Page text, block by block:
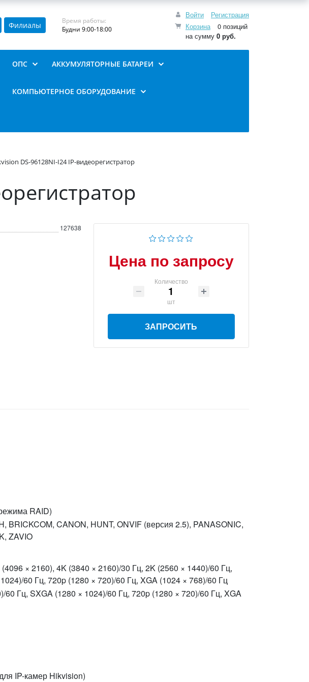
Войти
Регистрация
Корзина
0 позиций
на сумму 0 руб.
Филиалы
Время работы:
Будни 9:00-18:00
ОПС АККУМУЛЯТОРНЫЕ БАТАРЕИ
КОМПЬЮТЕРНОЕ ОБОРУДОВАНИЕ
DS-96128NI-I24 IP-видеорегистратор
127638
Цена по запросу
Количество
шт
ЗАПРОСИТЬ
RAID)
BRICKCOM, CANON, HUNT, ONVIF (версия 2.5), PANASONIC,
ZAVIO
× 2160), 4K (3840 × 2160)/30 Гц, 2K (2560 × 1440)/60 Гц,
60 Гц, 720p (1280 × 720)/60 Гц, XGA (1024 × 768)/60 Гц
Гц, SXGA (1280 × 1024)/60 Гц, 720p (1280 × 720)/60 Гц, XGA
IP-камер Hikvision)